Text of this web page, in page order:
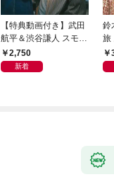
【特典動画付き】武田
航平＆渋谷謙人 スモー
クブルーの雨のち晴れ
ドラマ公式デジタル写
2,750
新着
鈴
旅